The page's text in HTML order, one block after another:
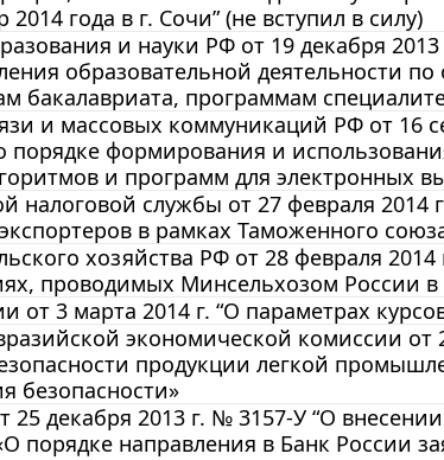
года в г. Сочи” (не вступил в силу)
и науки РФ от 19 декабря
образовательной деятельности
бакалавриата, программам
и массовых коммуникаций РФ от 16
порядке формирования и
и программ для электронных
налоговой службы от 27 февраля 2014
в рамках Таможенного
хозяйства РФ от 28 февраля
проводимых Минсельхозом России в
от 3 марта 2014 г. “О параметрах
экономической комиссии от
продукции легкой
безопасности»
25 декабря 2013 г. № 3157-У “О
порядке направления в Банк России